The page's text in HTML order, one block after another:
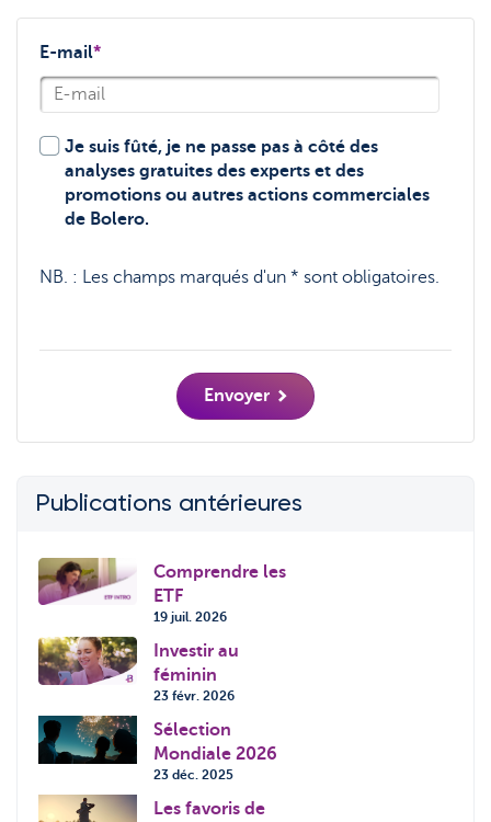
E-mail*
Je suis fûté, je ne passe pas à côté des
analyses gratuites des experts et des
promotions ou autres actions commerciales
de Bolero.
NB. : Les champs marqués d'un * sont obligatoires.
Envoyer
Publications antérieures
Comprendre les
ETF
19 juil. 2026
Investir au
féminin
23 févr. 2026
Sélection
Mondiale 2026
23 déc. 2025
Les favoris de